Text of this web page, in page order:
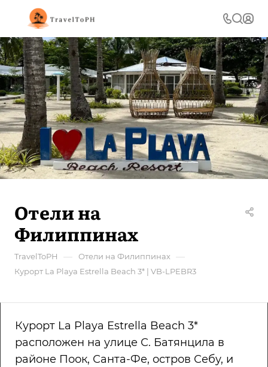
Отели на
Филиппинах
TravelToPH — Отели на Филиппинах —
Курорт La Playa Estrella Beach 3* | VB-LPEBR3
Курорт La Playa Estrella Beach 3*
расположен на улице С. Батянцила в
районе Поок, Санта-Фе, остров Себу, и